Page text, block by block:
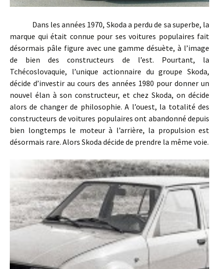
Dans les années 1970, Skoda a perdu de sa superbe, la
marque qui était connue pour ses voitures populaires fait
désormais pâle figure avec une gamme désuète, à l’image
de bien des constructeurs de l’est. Pourtant, la
Tchécoslovaquie, l’unique actionnaire du groupe Skoda,
décide d’investir au cours des années 1980 pour donner un
nouvel élan à son constructeur, et chez Skoda, on décide
alors de changer de philosophie. A l’ouest, la totalité des
constructeurs de voitures populaires ont abandonné depuis
bien longtemps le moteur à l’arrière, la propulsion est
désormais rare. Alors Skoda décide de prendre la même voie.